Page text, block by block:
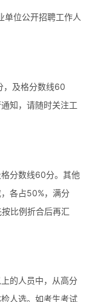
单位公开招聘工作人
，及格分数线60
知，请随时关注工
分数线60分。其他
各占50%，满分
比例折合后再汇
的人员中，从高分
人选。如考生考试